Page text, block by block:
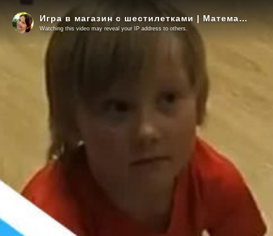
Игра в магазин с шестилетками | Математика для дошкольников | Развивающие игры для детей
Watching this video may reveal your IP address to others.